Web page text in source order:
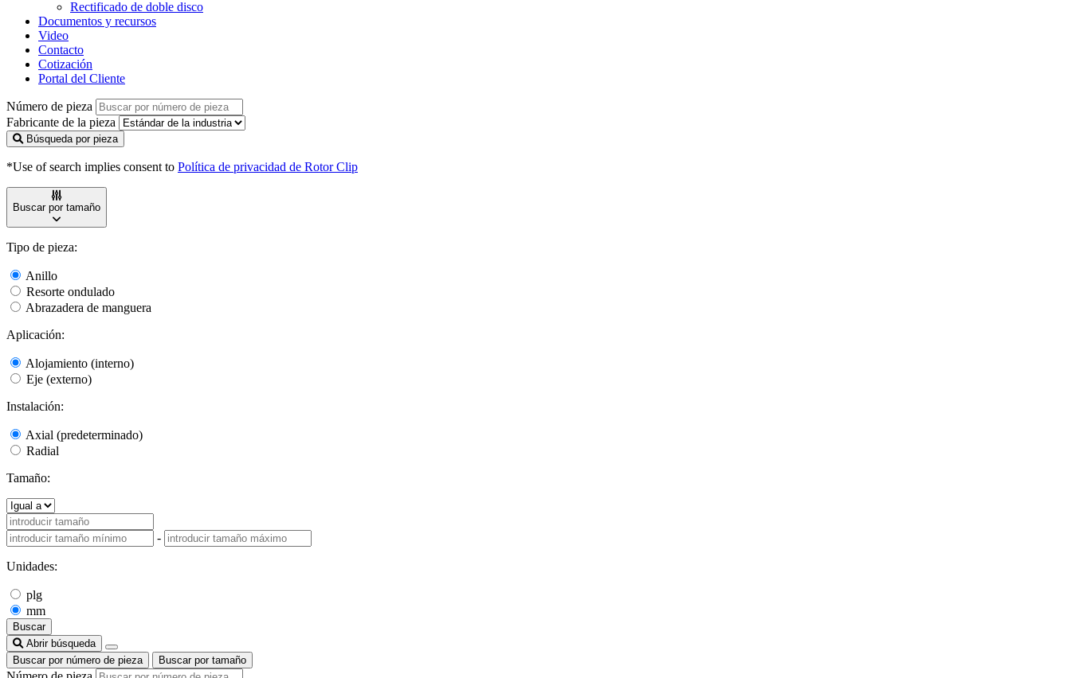
Rectificado de doble disco
Documentos y recursos
Video
Contacto
Cotización
Portal del Cliente
Número de pieza
Fabricante de la pieza
Búsqueda por pieza
*Use of search implies consent to Política de privacidad de Rotor Clip
Buscar por tamaño
Tipo de pieza:
Anillo
Resorte ondulado
Abrazadera de manguera
Aplicación:
Alojamiento (interno)
Eje (externo)
Instalación:
Axial (predeterminado)
Radial
Tamaño:
-
Unidades:
plg
mm
Buscar
Abrir búsqueda
Buscar por número de pieza
Buscar por tamaño